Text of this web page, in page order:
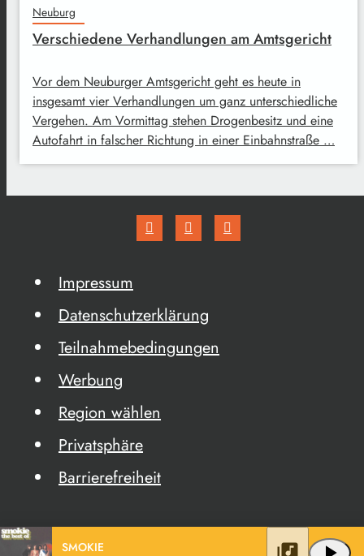
Neuburg
Verschiedene Verhandlungen am Amtsgericht
Vor dem Neuburger Amtsgericht geht es heute in
insgesamt vier Verhandlungen um ganz unterschiedliche
Vergehen. Am Vormittag stehen Drogenbesitz und eine
Autofahrt in falscher Richtung in einer Einbahnstraße …
Impressum
Datenschutzerklärung
Teilnahmebedingungen
Werbung
Region wählen
Privatsphäre
Barrierefreiheit
SMOKIE